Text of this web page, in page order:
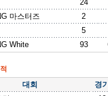
24
마스터즈
2
5
White
93
대회
경